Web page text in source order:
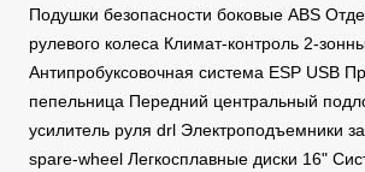
Подушки безопасности боковые ABS
рулевого колеса Климат-контроль 2-
Антипробуксовочная система ESP USB
пепельница Передний центральный
усилитель руля drl Электроподъемники
spare-wheel Легкосплавные диски 16"